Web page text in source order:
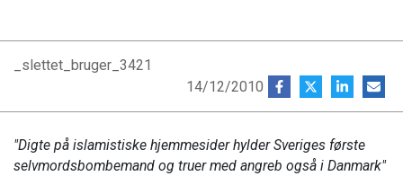
_slettet_bruger_3421
14/12/2010
"Digte på islamistiske hjemmesider hylder Sveriges første
selvmordsbombemand og truer med angreb også i Danmark"